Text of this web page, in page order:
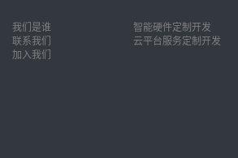
我们是谁
联系我们
加入我们
智能硬件定制开发
云平台服务定制开发